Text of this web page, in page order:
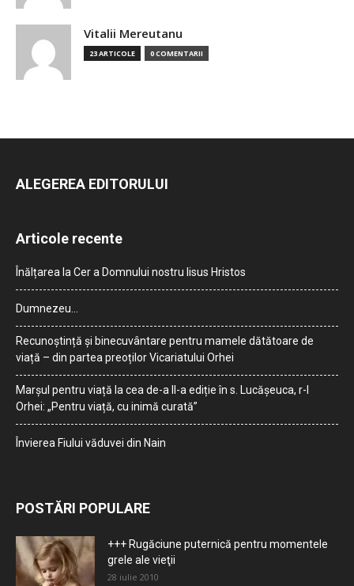
Vitalii Mereutanu
23 ARTICOLE 0 COMENTARII
ALEGEREA EDITORULUI
Articole recente
Înălțarea la Cer a Domnului nostru Iisus Hristos
Dumnezeu…
Recunoștință și binecuvântare pentru mamele dătătoare de
viață – din partea preoților Vicariatului Orhei
Marșul pentru viață la cea de-a II-a ediție în s. Lucășeuca, r-l
Orhei: „Pentru viață, cu inimă curată”
Învierea Fiului văduvei din Nain
POSTĂRI POPULARE
+++ Rugăciune puternică pentru momentele
grele ale vieţii
28 iulie 2010